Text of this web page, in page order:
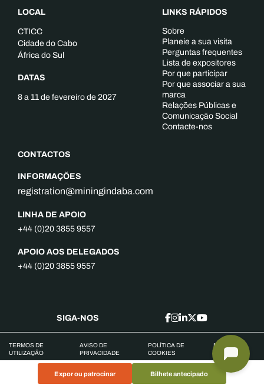
Expor ou patrocinar Bilhete antecipado
LOCAL
CTICC
Cidade do Cabo
África do Sul
DATAS
8 a 11 de fevereiro de 2027
CONTACTOS
INFORMAÇÕES
registration@miningindaba.com
LINHA DE APOIO
+44 (0)20 3855 9557
APOIO AOS DELEGADOS
+44 (0)20 3855 9557
LINKS RÁPIDOS
Sobre
Planeie a sua visita
Perguntas frequentes
Lista de expositores
Por que participar
Por que associar a sua
marca
Relações Públicas e
Comunicação Social
Contacte-nos
SIGA-NOS
TERMOS DE
UTILIZAÇÃO
AVISO DE
PRIVACIDADE
POLÍTICA DE
COOKIES
MAPA DO